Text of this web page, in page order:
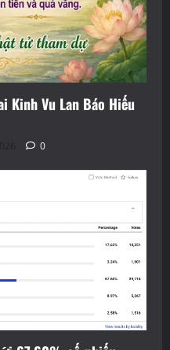
Kinh Vu Lan Báo Hiếu
0